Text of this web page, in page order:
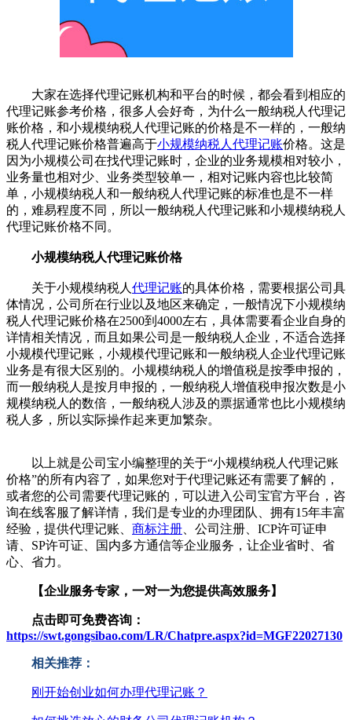
大家在选择代理记账机构和平台的时候，都会看到相应的
代理记账参考价格，很多人会好奇，为什么一般纳税人代理记
账价格，和小规模纳税人代理记账的价格是不一样的，一般纳
税人代理记账价格普遍高于小规模纳税人代理记账价格。这是
因为小规模公司在找代理记账时，企业的业务规模相对较小，
业务量也相对少、业务类型较单一，相对记账内容也比较简
单，小规模纳税人和一般纳税人代理记账的标准也是不一样
的，难易程度不同，所以一般纳税人代理记账和小规模纳税人
代理记账价格不同。
小规模纳税人代理记账价格
关于小规模纳税人 代理记账的具体价格，需要根据公司具
体情况，公司所在行业以及地区来确定，一般情况下小规模纳
税人代理记账价格在2500到4000左右，具体需要看企业自身的
详情相关情况，而且如果公司是一般纳税人企业，不适合选择
小规模代理记账，小规模代理记账和一般纳税人企业代理记账
业务是有很大区别的。小规模纳税人的增值税是按季申报的，
而一般纳税人是按月申报的，一般纳税人增值税申报次数是小
规模纳税人的数倍，一般纳税人涉及的票据通常也比小规模纳
税人多，所以实际操作起来更加繁杂。
以上就是公司宝小编整理的关于“小规模纳税人代理记账
价格”的所有内容了，如果您对于代理记账还有需要了解的，
或者您的公司需要代理记账的，可以进入公司宝官方平台，咨
询在线客服了解详情，我们是专业的办理团队、拥有15年丰富
经验，提供代理记账、 商标注册 、公司注册、ICP许可证申
请、SP许可证、国内多方通信等企业服务，让企业省时、省
心、省力。
【企业服务专家，一对一为您提供高效服务】
点击即可免费咨询：
https://swt.gongsibao.com/LR/Chatpre.aspx?id=MGF22027130
相关推荐：
刚开始创业如何办理代理记账？